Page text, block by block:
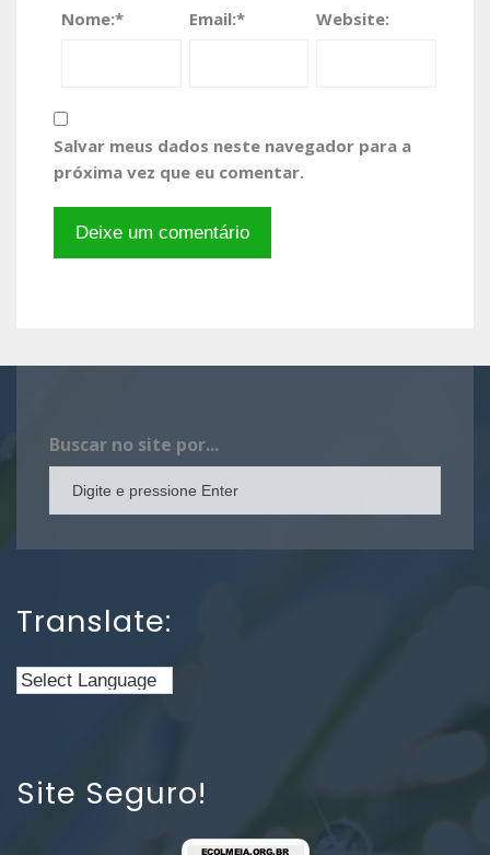
Nome:* Email:* Website:
Salvar meus dados neste navegador para a
próxima vez que eu comentar.
Buscar no site por...
Translate:
Site Seguro!